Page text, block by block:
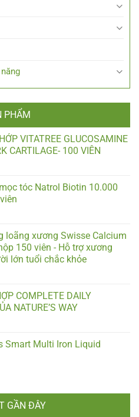
PHẨM
VITATREE GLUCOSAMINE
CARTILAGE- 100 VIÊN
tóc Natrol Biotin 10.000
loãng xương Swisse Calcium
150 viên - Hỗ trợ xương
lớn tuổi chắc khỏe
COMPLETE DAILY
NATURE’S WAY
Smart Multi Iron Liquid
GẦN ĐÂY